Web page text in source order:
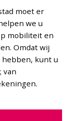
moet er
we u
mobiliteit en
Omdat wij
kunt u
van